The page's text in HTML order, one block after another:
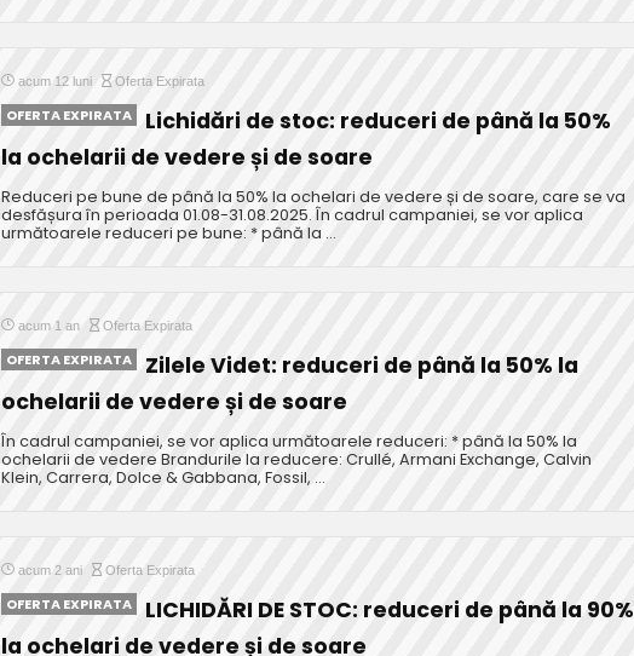
acum 12 luni Oferta Expirata
OFERTA EXPIRATA
Lichidări de stoc: reduceri de până la 50%
la ochelarii de vedere și de soare
Reduceri pe bune de până la 50% la ochelari de vedere și de soare, care se va
desfășura în perioada 01.08-31.08.2025. În cadrul campaniei, se vor aplica
următoarele reduceri pe bune: * până la ...
acum 1 an Oferta Expirata
OFERTA EXPIRATA
Zilele Videt: reduceri de până la 50% la
ochelarii de vedere și de soare
În cadrul campaniei, se vor aplica următoarele reduceri: * până la 50% la
ochelarii de vedere Brandurile la reducere: Crullé, Armani Exchange, Calvin
Klein, Carrera, Dolce & Gabbana, Fossil, ...
acum 2 ani Oferta Expirata
OFERTA EXPIRATA
LICHIDĂRI DE STOC: reduceri de până la 90%
la ochelari de vedere și de soare